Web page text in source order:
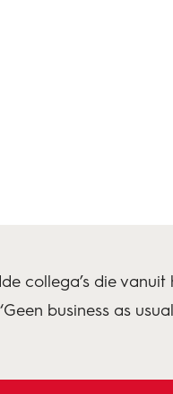
collega’s die
business as